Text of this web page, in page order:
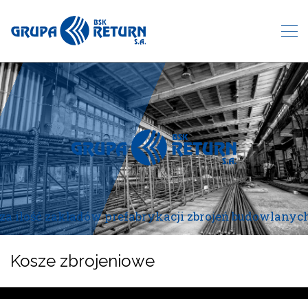
ilość zakładów prefabrykacji zbrojeń
Kosze zbrojeniowe